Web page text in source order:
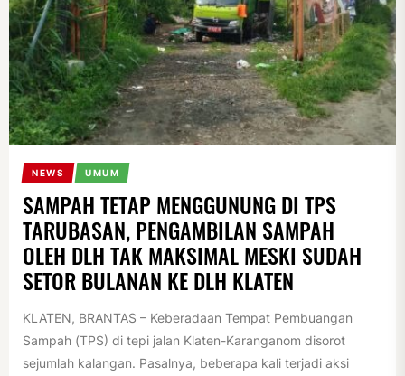
NEWS UMUM
SAMPAH TETAP MENGGUNUNG DI TPS
TARUBASAN, PENGAMBILAN SAMPAH
OLEH DLH TAK MAKSIMAL MESKI SUDAH
SETOR BULANAN KE DLH KLATEN
KLATEN, BRANTAS – Keberadaan Tempat Pembuangan
Sampah (TPS) di tepi jalan Klaten-Karanganom disorot
sejumlah kalangan. Pasalnya, beberapa kali terjadi aksi